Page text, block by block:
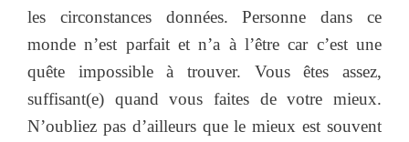
les circonstances données. Personne dans ce
monde n’est parfait et n’a à l’être car c’est une
quête impossible à trouver. Vous êtes assez,
suffisant(e) quand vous faites de votre mieux.
N’oubliez pas d’ailleurs que le mieux est souvent